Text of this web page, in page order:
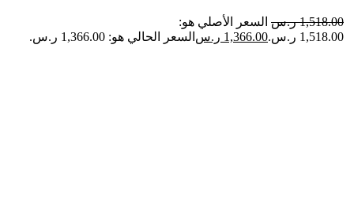
1,518.00 ر.س السعر الأصلي هو:
1,518.00 ر.س.
1,366.00 ر.س السعر الحالي هو: 1,366.00 ر.س.